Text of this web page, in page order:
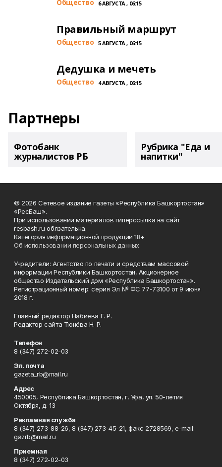
Общество 6 АВГУСТА , 06:15
Правильный маршрут
Общество 5 АВГУСТА , 06:15
Дедушка и мечеть
Общество 4 АВГУСТА , 06:15
Партнеры
Фотобанк
журналистов РБ
Рубрика "Еда и
напитки"
© 2026 Сетевое издание газеты «Республика Башкортостан»
«РесБаш».
При использовании материалов гиперссылка на сайт
resbash.ru обязательна.
Категория информационной продукции 18+
Об использовании персональных данных
Учредители: Агентство по печати и средствам массовой
информации Республики Башкортостан, Акционерное
общество Издательский дом «Республика Башкортостан».
Регистрационный номер: серия Эл № ФС 77-73100 от 9 июня
2018 г.
Главный редактор Набиева Г. Р.
Редактор сайта Тюнёва Н. Р.
Телефон
8 (347) 272-02-03
Эл. почта
gazeta_rb@mail.ru
Адрес
450005, Республика Башкортостан, г. Уфа, ул. 50-летия
Октября, д. 13
Рекламная служба
8 (347) 273-88-26, 8 (347) 273-45-21, факс 2728569, e-mail:
gazrb@mail.ru
Приемная
8 (347) 272-02-03